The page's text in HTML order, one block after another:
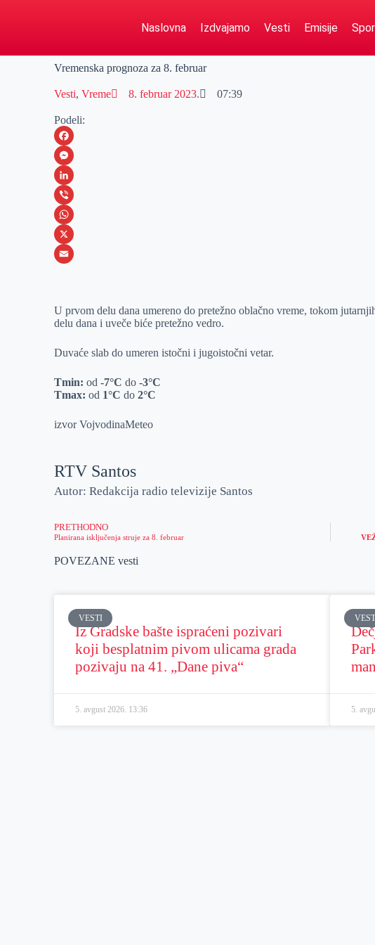
Naslovna Izdvajamo Vesti Emisije
Vremenska prognoza za 8. februar
Vesti,Vreme 8. februar 2023. 07:39
Podeli:
F
a
c
e
b
o
M
e
s
s
e
e
L
i
n
k
I
V
i
b
W
h
s
p
X
a
l
U prvom delu dana umereno do pretežno oblačno vreme, tokom
delu dana i uveče biće pretežno vedro.
Duvaće slab do umeren istočni i jugoistočni vetar.
Tmin: od -7°C do-3°C
Tmax:od 1°C do2°C
izvor VojvodinaMeteo
RTV Santos
Autor: Redakcija radio televizije Santos
PRETHODNO
Planirana isključenja struje za 8. februar
POVEZANE vesti
VESTI
Iz Gradske bašte ispraćeni pozivari
koji besplatnim pivom ulicama grada
pozivaju na 41. „Dane piva“
5. avgust 2026. 13:36 5.